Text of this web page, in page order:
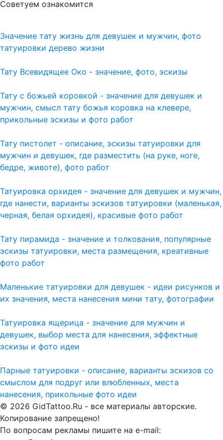
Советуем ознакомится
Значение тату жизнь для девушек и мужчин, фото
татуировки дерево жизни
Тату Всевидящее Око - значение, фото, эскизы
Тату с божьей коровкой - значение для девушек и
мужчин, смысл тату божья коровка на клевере,
прикольные эскизы и фото работ
Тату пистолет - описание, эскизы татуировки для
мужчин и девушек, где разместить (на руке, ноге,
бедре, животе), фото работ
Татуировка орхидея - значение для девушек и мужчин,
где нанести, варианты эскизов татуировки (маленькая,
черная, белая орхидея), красивые фото работ
Тату пирамида - значение и толкования, популярные
эскизы татуировки, места размещения, креативные
фото работ
Маленькие татуировки для девушек - идеи рисунков и
их значения, места нанесения мини тату, фотографии
Татуировка ящерица - значение для мужчин и
девушек, выбор места для нанесения, эффектные
эскизы и фото идеи
Парные татуировки - описание, варианты эскизов со
смыслом для подруг или влюбленных, места
нанесения, прикольные фото идеи
© 2026 GidTattoo.Ru - все материалы авторские.
Копирование запрещено!
По вопросам рекламы пишите на e-mail: